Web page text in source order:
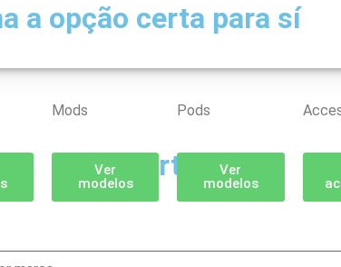
a opção certa para sí
Mods
Ver
modelos
Pods
Ver
modelos
Partilhar